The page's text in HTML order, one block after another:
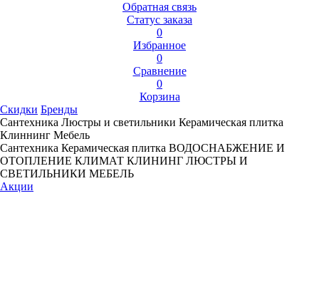
Обратная связь
Статус заказа
0
Избранное
0
Сравнение
0
Корзина
Скидки Бренды
Сантехника Люстры и светильники Керамическая плитка
Клиннинг Мебель
Сантехника Керамическая плитка ВОДОСНАБЖЕНИЕ И
ОТОПЛЕНИЕ КЛИМАТ КЛИНИНГ ЛЮСТРЫ И
СВЕТИЛЬНИКИ МЕБЕЛЬ
Акции